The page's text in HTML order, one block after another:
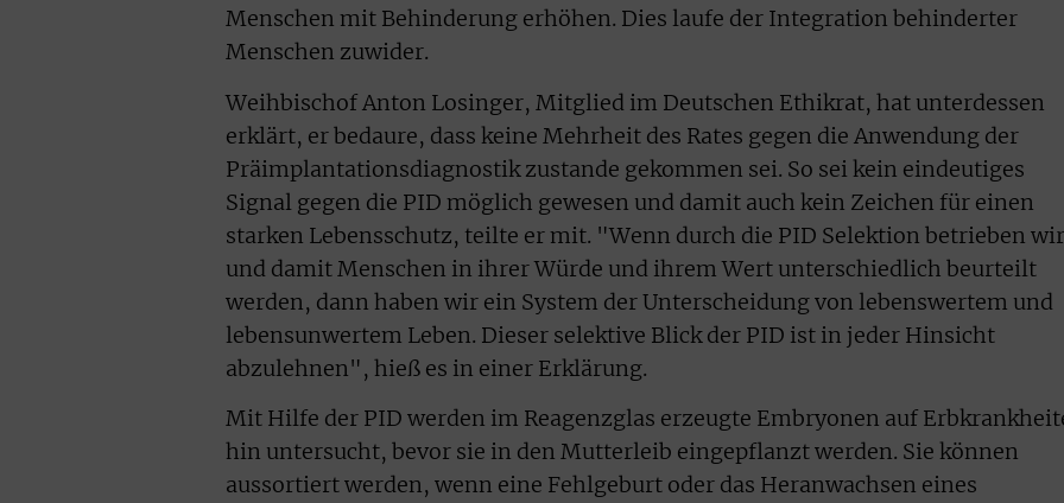
Menschen mit Behinderung erhöhen. Dies laufe der Integration behinderter
Menschen zuwider.
Weihbischof Anton Losinger, Mitglied im Deutschen Ethikrat, hat unterdessen
erklärt, er bedaure, dass keine Mehrheit des Rates gegen die Anwendung der
Präimplantationsdiagnostik zustande gekommen sei. So sei kein eindeutiges
Signal gegen die PID möglich gewesen und damit auch kein Zeichen für einen
starken Lebensschutz, teilte er mit. "Wenn durch die PID Selektion betrieben
und damit Menschen in ihrer Würde und ihrem Wert unterschiedlich beurteilt
werden, dann haben wir ein System der Unterscheidung von lebenswertem und
lebensunwertem Leben. Dieser selektive Blick der PID ist in jeder Hinsicht
abzulehnen", hieß es in einer Erklärung.
Mit Hilfe der PID werden im Reagenzglas erzeugte Embryonen auf
hin untersucht, bevor sie in den Mutterleib eingepflanzt werden. Sie können
aussortiert werden, wenn eine Fehlgeburt oder das Heranwachsen eines